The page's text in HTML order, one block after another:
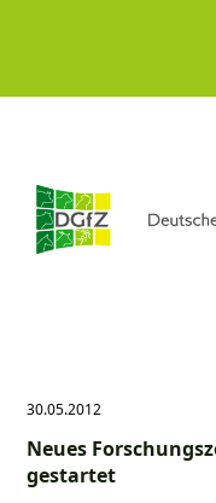
30.05.2012
Neues
gestartet